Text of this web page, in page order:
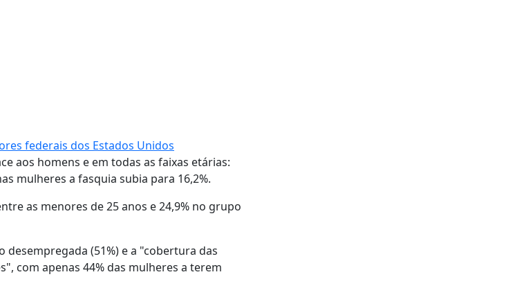
federais dos Estados Unidos
aos homens e em todas as faixas etárias:
mulheres a fasquia subia para 16,2%.
as menores de 25 anos e 24,9% no grupo
(51%) e a "cobertura das
com apenas 44% das mulheres a terem